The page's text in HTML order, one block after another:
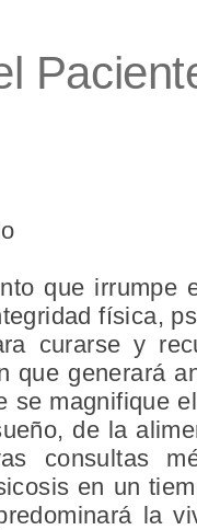
que irrumpe
física,
curarse y
que generará
magnifique
de la
consultas
en un
la